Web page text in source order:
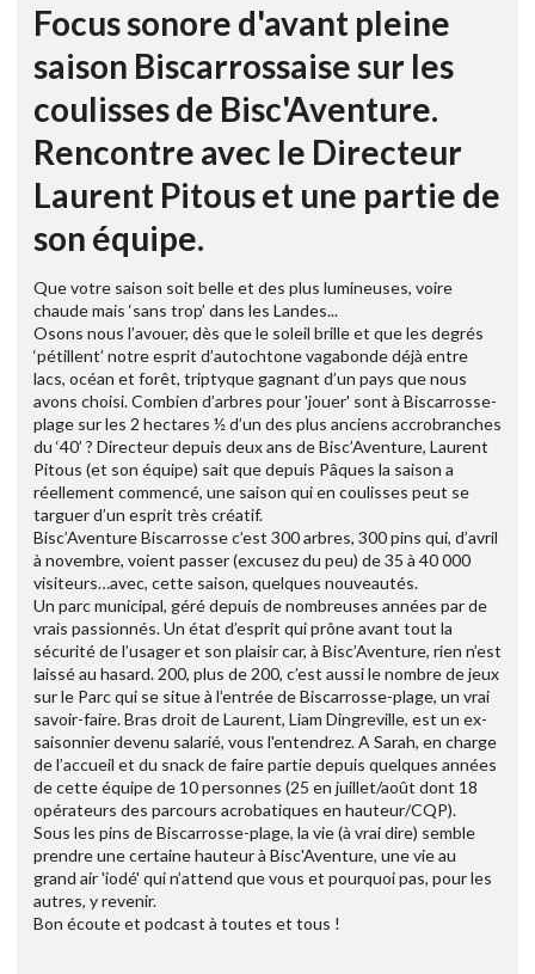
Focus sonore d'avant pleine
saison Biscarrossaise sur les
coulisses de Bisc'Aventure.
Rencontre avec le Directeur
Laurent Pitous et une partie de
son équipe.
Que votre saison soit belle et des plus lumineuses, voire
chaude mais ‘sans trop’ dans les Landes...
Osons nous l’avouer, dès que le soleil brille et que les degrés
‘pétillent’ notre esprit d’autochtone vagabonde déjà entre
lacs, océan et forêt, triptyque gagnant d’un pays que nous
avons choisi. Combien d’arbres pour 'jouer' sont à Biscarrosse-
plage sur les 2 hectares ½ d’un des plus anciens accrobranches
du ‘40’ ? Directeur depuis deux ans de Bisc’Aventure, Laurent
Pitous (et son équipe) sait que depuis Pâques la saison a
réellement commencé, une saison qui en coulisses peut se
targuer d’un esprit très créatif.
Bisc’Aventure Biscarrosse c’est 300 arbres, 300 pins qui, d’avril
à novembre, voient passer (excusez du peu) de 35 à 40 000
visiteurs…avec, cette saison, quelques nouveautés.
Un parc municipal, géré depuis de nombreuses années par de
vrais passionnés. Un état d’esprit qui prône avant tout la
sécurité de l’usager et son plaisir car, à Bisc’Aventure, rien n’est
laissé au hasard. 200, plus de 200, c’est aussi le nombre de jeux
sur le Parc qui se situe à l’entrée de Biscarrosse-plage, un vrai
savoir-faire. Bras droit de Laurent, Liam Dingreville, est un ex-
saisonnier devenu salarié, vous l'entendrez. A Sarah, en charge
de l’accueil et du snack de faire partie depuis quelques années
de cette équipe de 10 personnes (25 en juillet/août dont 18
opérateurs des parcours acrobatiques en hauteur/CQP).
Sous les pins de Biscarrosse-plage, la vie (à vrai dire) semble
prendre une certaine hauteur à Bisc'Aventure, une vie au
grand air 'iodé' qui n’attend que vous et pourquoi pas, pour les
autres, y revenir.
Bon écoute et podcast à toutes et tous !